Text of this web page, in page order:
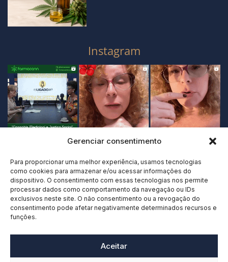
Gerenciar consentimento
Para proporcionar uma melhor experiência, usamos tecnologias
como cookies para armazenar e/ou acessar informações do
dispositivo. O consentimento com essas tecnologias nos permite
processar dados como comportamento da navegação ou IDs
exclusivos neste site. O não consentimento ou a revogação do
consentimento pode afetar negativamente determinados recursos e
funções.
Aceitar
Instagram